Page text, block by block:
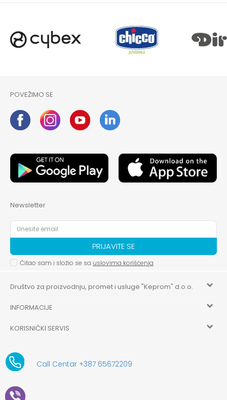
POVEŽIMO SE
Newsletter
PRIJAVITE SE
Čitao sam i složio se sa uslovima korišćenja
Društvo za proizvodnju, promet i usluge "Keprom" d.o.o.
HILANDARSKA 32, ISTOČNO NOVO SARAJEVO, ISTOČNO
aksaonlinebih@aksabih.ba
5514802214205743
61-01-0052-11
INFORMACIJE
Zaposlenje
KORISNIČKI SERVIS
Uslovi korišćenja i prodaje
Call Centar +387 65672209